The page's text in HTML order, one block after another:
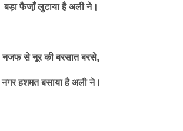
बड़ा फैजा़ँ लुटाया है अली ने।
नजफ से नूर की बरसात बरसे,
नगर हशमत बसाया है अली ने।